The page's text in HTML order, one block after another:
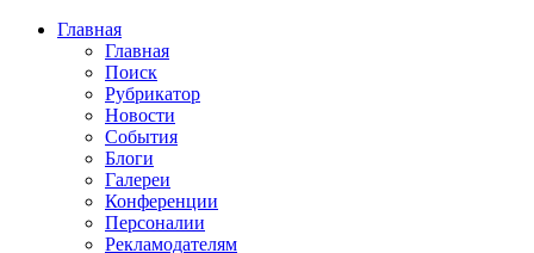
Skip to main content
Главная
Главная
Поиск
Рубрикатор
Новости
События
Блоги
Галереи
Конференции
Персоналии
Рекламодателям